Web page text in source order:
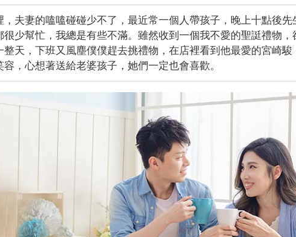
，夫妻的嗑嗑碰碰少不了，最近常一個人帶孩子，晚上十點後先
很少幫忙，我總是有些不滿。雖然收到一個我不愛的聖誔禮物，
整天，下班又風塵僕僕趕去挑禮物，在店裡看到他最愛的宮崎駿
，心想著送給老婆孩子，她們一定也會喜歡。